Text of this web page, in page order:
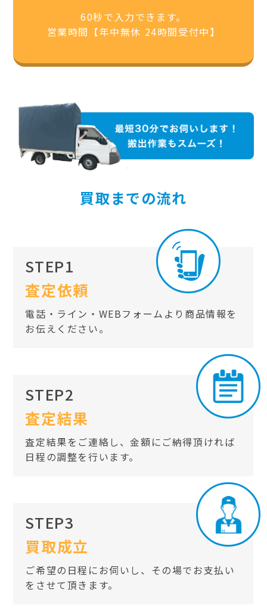
60秒で入力できます。
営業時間【年中無休 24時間受付中】
買取までの流れ
STEP1
査定依頼
電話・ライン・WEBフォームより商品情報を
お伝えください。
STEP2
査定結果
査定結果をご連絡し、金額にご納得頂ければ
日程の調整を行います。
STEP3
買取成立
ご希望の日程にお伺いし、その場でお支払い
をさせて頂きます。